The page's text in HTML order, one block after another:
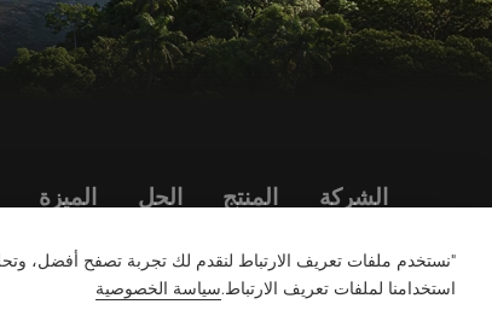
"نستخدم ملفات تعريف الارتباط لنقدم لك تجربة تصفح أفضل،
استخدامنا لملفات تعريف الارتباط.سياسة الخصوصية
الشركة المنتج الحل الميزة